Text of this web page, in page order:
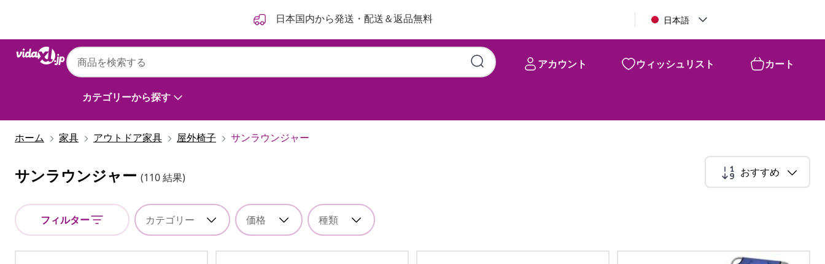
日本国内から発送・配送＆返品無料 日本語
カテゴリーから探す
アカウント ウィッシュリスト カート
ホーム 家具 アウトドア家具 屋外椅子 サンラウンジャー
サンラウンジャー (110 結果) おすすめ
フィルター カテゴリー 価格 種類